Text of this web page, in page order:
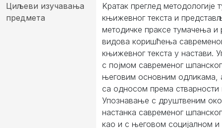
Циљеви изучавања
предмета
Kратак преглед методологије
књижевног текста и
методичке праксе тумачења и
видова коришћења
књижевног текста у настави.
с појмом савременог
његовим основним одликама,
са односом према стварности
Упознавање с друштвеним
настанка савременог
као и с његовом социјалном и